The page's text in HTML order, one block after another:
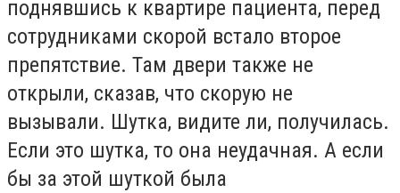
поднявшись к квартире пациента, перед
сотрудниками скорой встало второе
препятствие. Там двери также не
открыли, сказав, что скорую не
вызывали. Шутка, видите ли, получилась.
Если это шутка, то она неудачная. А если
бы за этой шуткой была